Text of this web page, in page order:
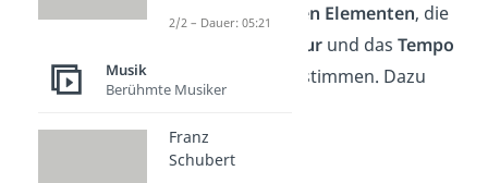
einigen
grundlegenden Elementen, die
Struktur und das Tempo
eines Musikstücks bestimmen. Dazu
2/2 – Dauer: 05:21
Musik
Berühmte Musiker
Franz
Schubert